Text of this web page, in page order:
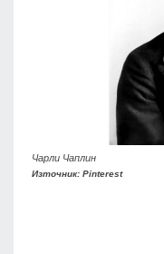
Чарли Чаплин
Източник: Pinterest